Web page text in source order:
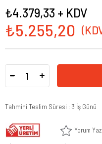
₺5.255,20
₺4.379,33 + KDV
Tahmini Teslim Süresi : 3 İş Günü
Yorum Yaz